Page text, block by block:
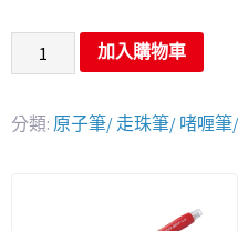
加入購物車
分類: 原子筆/ 走珠筆/ 啫喱筆